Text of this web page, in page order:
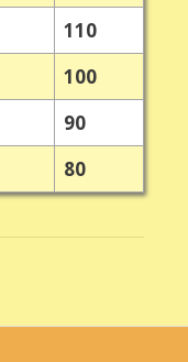
110
100
90
80